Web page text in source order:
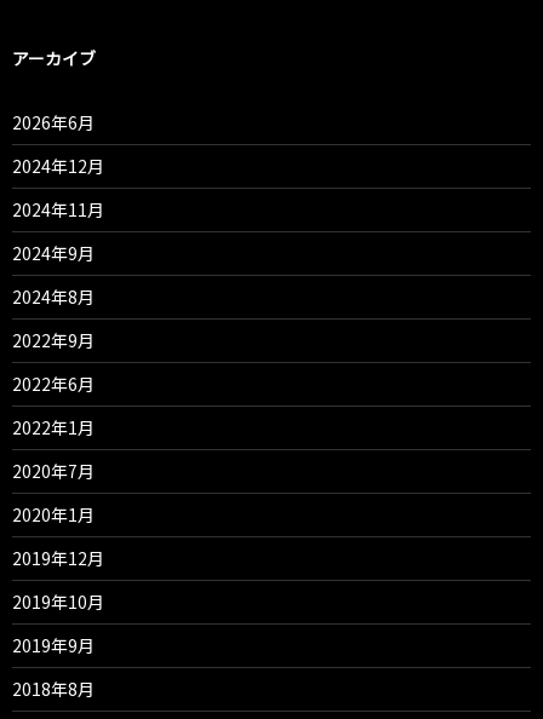
アーカイブ
2026年6月
2024年12月
2024年11月
2024年9月
2024年8月
2022年9月
2022年6月
2022年1月
2020年7月
2020年1月
2019年12月
2019年10月
2019年9月
2018年8月